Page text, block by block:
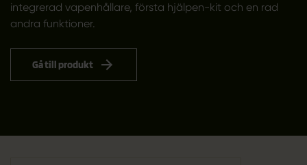
integrerad vapenhållare, första hjälpen-kit och en rad
andra funktioner.
Gå till produkt